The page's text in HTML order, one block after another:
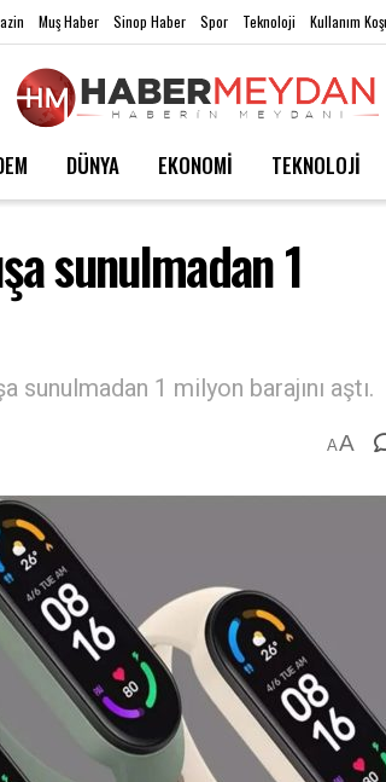
Muş Haber Sinop Haber Spor Teknoloji Kullanım
DÜNYA EKONOMİ TEKNOLOJİ
sunulmadan 1
sunulmadan 1 milyon barajını aştı.
AA